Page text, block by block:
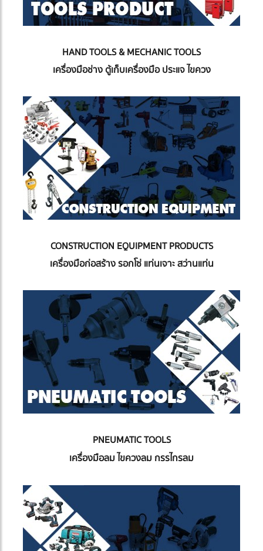
HAND TOOLS & MECHANIC TOOLS
เครื่องมือช่าง ตู้เก็บเครื่องมือ ประแจ ไขควง
CONSTRUCTION EQUIPMENT PRODUCTS
เครื่องมือก่อสร้าง รอกโซ่ แท่นเจาะ สว่านแท่น
PNEUMATIC TOOLS
เครื่องมือลม ไขควงลม กรรไกรลม